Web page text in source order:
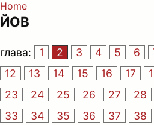
Home
ЙОВ
глава: 1 2 3 4 5 6
12
13 14 15 16 17
23
24 25 26 27 28
33
34 35 36 37 38